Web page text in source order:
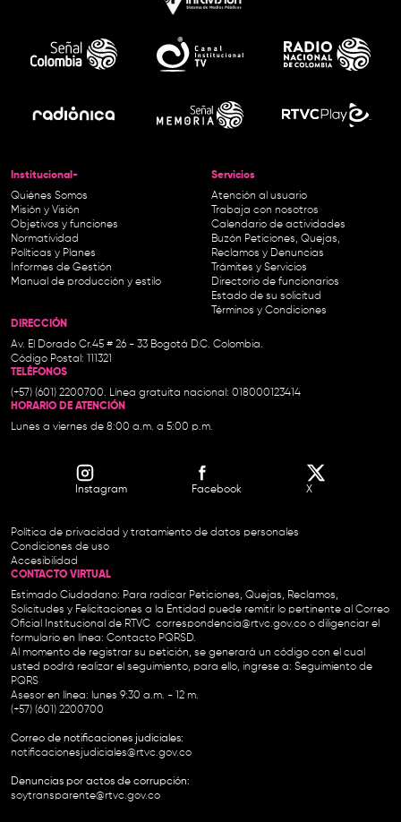
Institucional-
Quiénes Somos
Misión y Visión
Objetivos y funciones
Normatividad
Políticas y Planes
Informes de Gestión
Manual de producción y estilo
Servicios
Atención al usuario
Trabaja con nosotros
Calendario de actividades
Buzón Peticiones, Quejas,
Reclamos y Denuncias
Trámites y Servicios
Directorio de funcionarios
Estado de su solicitud
Términos y Condiciones
DIRECCIÓN
Av. El Dorado Cr.45 # 26 - 33 Bogotá D.C. Colombia.
Código Postal: 111321
TELÉFONOS
(+57) (601) 2200700. Línea gratuita nacional: 018000123414
HORARIO DE ATENCIÓN
Lunes a viernes de 8:00 a.m. a 5:00 p.m.
Instagram Facebook X
Política de privacidad y tratamiento de datos personales
Condiciones de uso
Accesibilidad
CONTACTO VIRTUAL
Estimado Ciudadano: Para radicar Peticiones, Quejas, Reclamos,
Solicitudes y Felicitaciones a la Entidad puede remitir lo pertinente al Correo
Oficial Institucional de RTVC correspondencia@rtvc.gov.co o diligenciar el
formulario en línea: Contacto PQRSD.
Al momento de registrar su petición, se generará un código con el cual
usted podrá realizar el seguimiento, para ello, ingrese a: Seguimiento de
PQRS
Asesor en línea: lunes 9:30 a.m. - 12 m.
(+57) (601) 2200700
Correo de notificaciones judiciales:
notificacionesjudiciales@rtvc.gov.co
Denuncias por actos de corrupción:
soytransparente@rtvc.gov.co